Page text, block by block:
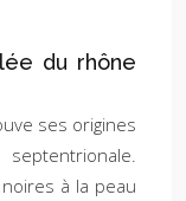
du rhône
ses origines
à la peau